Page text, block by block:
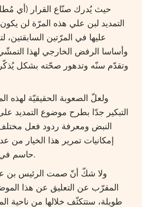
حيث يُدرك صنّاع القرار (أي
التمديد لبن علي هذه المرّة لن
عليها في المرّتين السابقتين،
وأساسا الرفض الخارجي لهذا
وتقدّم سنّه وتدهور صحّته بشكل يُذكّر
ولعلّ الصعوبة الحقيقيّة لهذه
التبكير جدّا بطرح موضوع التمديد
النبض ومعرفة ردود فعل
إمكانيات تمرير هذا الخيار من
حاسم في هذا الاتّجاه أو ذاك.
ولا شكّ أنّ صمت الرئيس بن
المقرّب عن التعليق عن هذا
طويلة، ستتكثّف خلالها من ناحية